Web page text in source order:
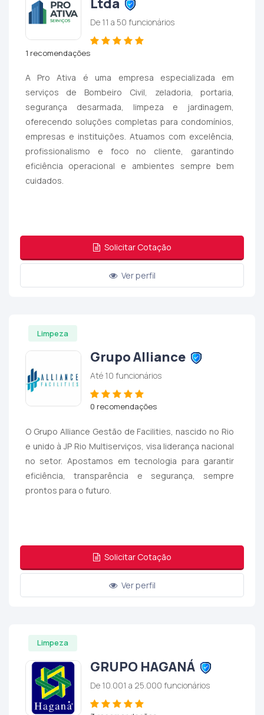
De 11 a 50 funcionários
1 recomendações
A Pro Ativa é uma empresa especializada em
serviços de Bombeiro Civil, zeladoria, portaria,
segurança desarmada, limpeza e jardinagem,
oferecendo soluções completas para condomínios,
empresas e instituições. Atuamos com excelência,
profissionalismo e foco no cliente, garantindo
eficiência operacional e ambientes sempre bem
cuidados.
Solicitar Cotação
Ver perfil
Limpeza
Grupo Alliance
Até 10 funcionários
0 recomendações
O Grupo Alliance Gestão de Facilities, nascido no Rio
e unido à JP Rio Multiserviços, visa liderança nacional
no setor. Apostamos em tecnologia para garantir
eficiência, transparência e segurança, sempre
prontos para o futuro.
Solicitar Cotação
Ver perfil
Limpeza
GRUPO HAGANÁ
De 10.001 a 25.000 funcionários